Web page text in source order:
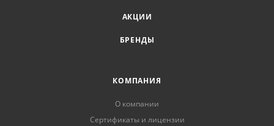
АКЦИИ
БРЕНДЫ
КОМПАНИЯ
О компании
Сертификаты и лицензии